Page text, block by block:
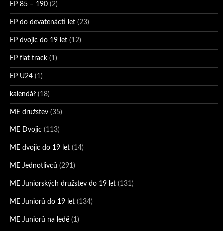
EP 85 – 190 (2)
EP do devatenácti let (23)
EP dvojic do 19 let (12)
EP flat track (1)
EP U24 (1)
kalendář (18)
ME družstev (35)
ME Dvojic (113)
ME dvojic do 19 let (14)
ME Jednotlivců (291)
ME Juniorských družstev do 19 let (131)
ME Juniorů do 19 let (134)
ME Juniorů na ledě (1)